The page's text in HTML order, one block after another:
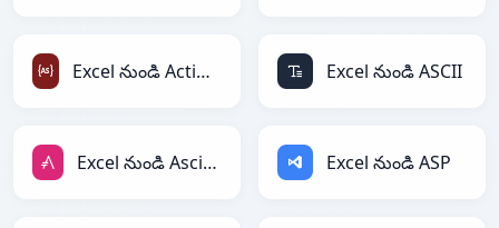
Excel నుండి ActionScript Excel నుండి ASCII
Excel నుండి AsciiDoc Excel నుండి ASP